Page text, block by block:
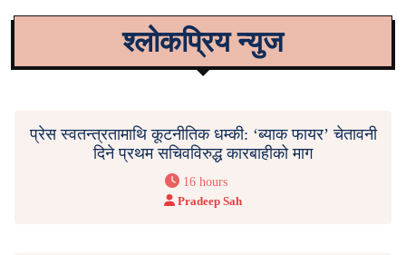
श्लोकप्रिय न्युज
प्रेस स्वतन्त्रतामाथि कूटनीतिक धम्की: ‘ब्याक फायर’ चेतावनी
दिने प्रथम सचिवविरुद्ध कारबाहीको माग
16 hours
Pradeep Sah